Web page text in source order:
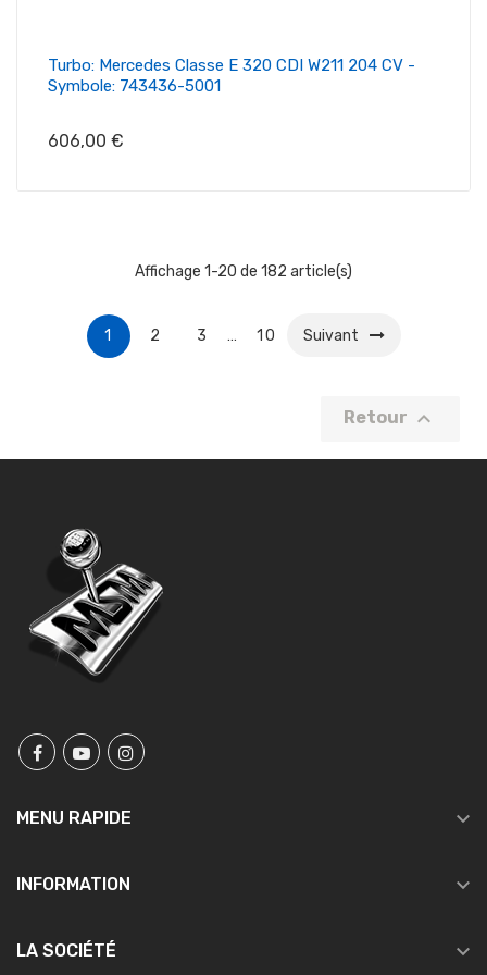
Turbo: Mercedes Classe E 320 CDI W211 204 CV -
Symbole: 743436-5001
Prix
606,00 €
Affichage 1-20 de 182 article(s)
1 2 3 … 10 Suivant
Retour 
MENU RAPIDE 
INFORMATION 
LA SOCIÉTÉ 